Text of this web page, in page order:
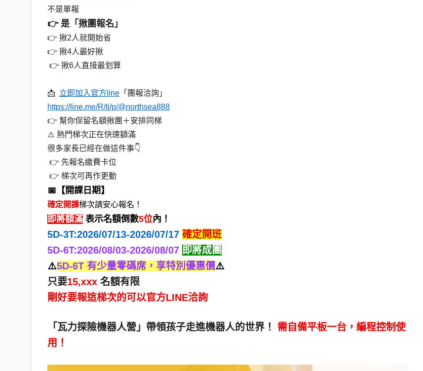
不是單報
👉 是「揪團報名」
👉 揪2人就開始省
👉 揪4人最好揪
👉 揪6人直接最划算
📩 立即加入官方line 「團報洽詢」
https://line.me/R/ti/p/@northsea888
👉 幫你保留名額揪團＋安排同梯
⚠️ 熱門梯次正在快速額滿
很多家長已經在做這件事👇
👉 先報名繳費卡位
👉 梯次可再作更動
📅【開課日期】
確定開課梯次請安心報名！
即將額滿 表示名額倒數5位內！
5D-3T:2026/07/13-2026/07/17 確定開班
5D-6T:2026/08/03-2026/08/07 即將成團
⚠️5D-6T 有少量零碼席，享特別優惠價⚠️
只要15,xxx 名額有限
剛好要報這梯次的可以官方LINE洽詢
「瓦力探險機器人營」帶領孩子走進機器人的世界！ 需自備平板一台，編程控制使
用！